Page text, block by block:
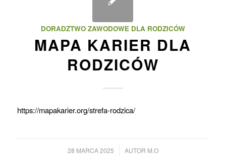
DORADZTWO ZAWODOWE DLA RODZICÓW
MAPA KARIER DLA
RODZICÓW
https://mapakarier.org/strefa-rodzica/
28 MARCA 2025
/ AUTOR M.O